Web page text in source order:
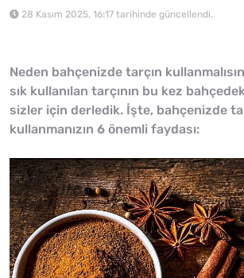
28 Kasım 2025, 16:17 tarihinde güncellendi.
Neden bahçenizde tarçın
sık kullanılan tarçının bu kez
sizler için derledik. İşte, bahçenizde
kullanmanızın 6 önemli faydası: